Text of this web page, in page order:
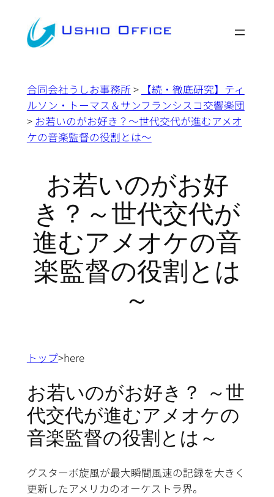
合同会社うしお事務所 >
【続・徹底研究】ティ
ルソン・トーマス＆サンフランシスコ交響楽団
> お若いのがお好き？～世代交代が進むアメオ
ケの音楽監督の役割とは～
お若いのがお好
き？～世代交代が
進むアメオケの音
楽監督の役割とは
～
トップ>here
お若いのがお好き？ ～世
代交代が進むアメオケの
音楽監督の役割とは～
グスターボ旋風が最大瞬間風速の記録を大きく
更新したアメリカのオーケストラ界。